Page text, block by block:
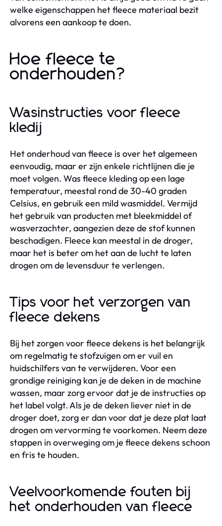
welke eigenschappen het fleece materiaal bezit
alvorens een aankoop te doen.
Hoe fleece te
onderhouden?
Wasinstructies voor fleece
kledij
Het onderhoud van fleece is over het algemeen
eenvoudig, maar er zijn enkele richtlijnen die je
moet volgen. Was fleece kleding op een lage
temperatuur, meestal rond de 30-40 graden
Celsius, en gebruik een mild wasmiddel. Vermijd
het gebruik van producten met bleekmiddel of
wasverzachter, aangezien deze de stof kunnen
beschadigen. Fleece kan meestal in de droger,
maar het is beter om het aan de lucht te laten
drogen om de levensduur te verlengen.
Tips voor het verzorgen van
fleece dekens
Bij het zorgen voor fleece dekens is het belangrijk
om regelmatig te stofzuigen om er vuil en
huidschilfers van te verwijderen. Voor een
grondige reiniging kan je de deken in de machine
wassen, maar zorg ervoor dat je de instructies op
het label volgt. Als je de deken liever niet in de
droger doet, zorg er dan voor dat je deze plat laat
drogen om vervorming te voorkomen. Neem deze
stappen in overweging om je fleece dekens schoon
en fris te houden.
Veelvoorkomende fouten bij
het onderhouden van fleece